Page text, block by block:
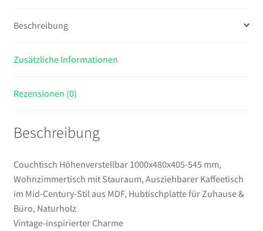
im
Century-
aus
für
&
Büro,
Naturholz
Menge
Beschreibung
Zusätzliche Informationen
Rezensionen (0)
Beschreibung
Couchtisch Höhenverstellbar 1000x480x405-545 mm,
Wohnzimmertisch mit Stauraum, Ausziehbarer Kaffeetisch
im Mid-Century-Stil aus MDF, Hubtischplatte für Zuhause &
Büro, Naturholz
Vintage-inspirierter Charme